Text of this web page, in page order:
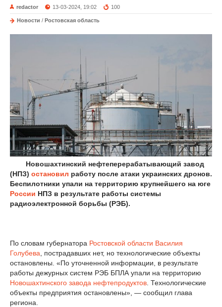
redactor 13-03-2024, 19:02 100
Новости / Ростовская область
Новошахтинский нефтеперерабатывающий завод
(НПЗ) остановил работу после атаки украинских дронов.
Беспилотники упали на территорию крупнейшего на юге
России НПЗ в результате работы системы
радиоэлектронной борьбы (РЭБ).
По словам губернатора Ростовской области Василия
Голубева , пострадавших нет, но технологические объекты
остановлены. «По уточненной информации, в результате
работы дежурных систем РЭБ БПЛА упали на территорию
Новошахтинского завода нефтепродуктов . Технологические
объекты предприятия остановлены», — сообщил глава
региона.